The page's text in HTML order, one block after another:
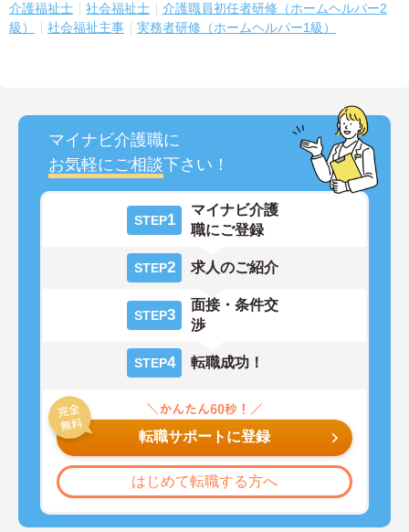
介護福祉士 社会福祉士
介護職員初任者研修（ホームヘルパー2
級）
社会福祉主事 実務者研修（ホームヘルパー1級）
マイナビ介護職に
お気軽にご相談下さい！
STEP1
マイナビ介護
職にご登録
STEP2 求人のご紹介
STEP3
面接・条件交
渉
STEP4 転職成功！
転職サポートに登録
はじめて転職する方へ